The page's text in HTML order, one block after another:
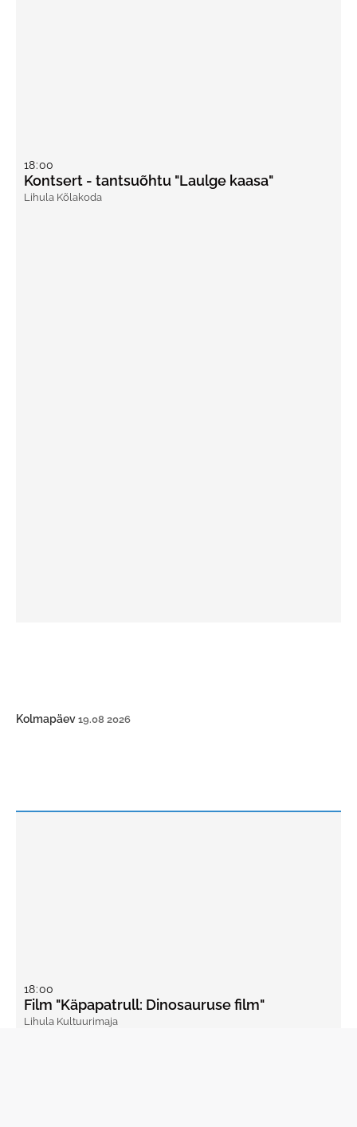
18:00
Kontsert - tantsuõhtu "Laulge kaasa"
Lihula Kõlakoda
Kolmapäev 19.08 2026
18:00
Film "Käpapatrull: Dinosauruse film"
Lihula Kultuurimaja